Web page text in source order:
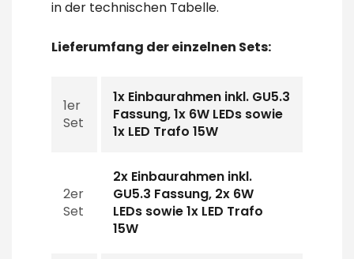
in der technischen Tabelle.
Lieferumfang der einzelnen Sets:
1er
Set
1x Einbaurahmen inkl. GU5.3
Fassung, 1x 6W LEDs sowie
1x LED Trafo 15W
2er
Set
2x Einbaurahmen inkl.
GU5.3 Fassung, 2x 6W
LEDs sowie 1x LED Trafo
15W